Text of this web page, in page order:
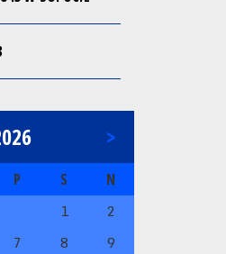
>
P S N
1
2
7 8
9